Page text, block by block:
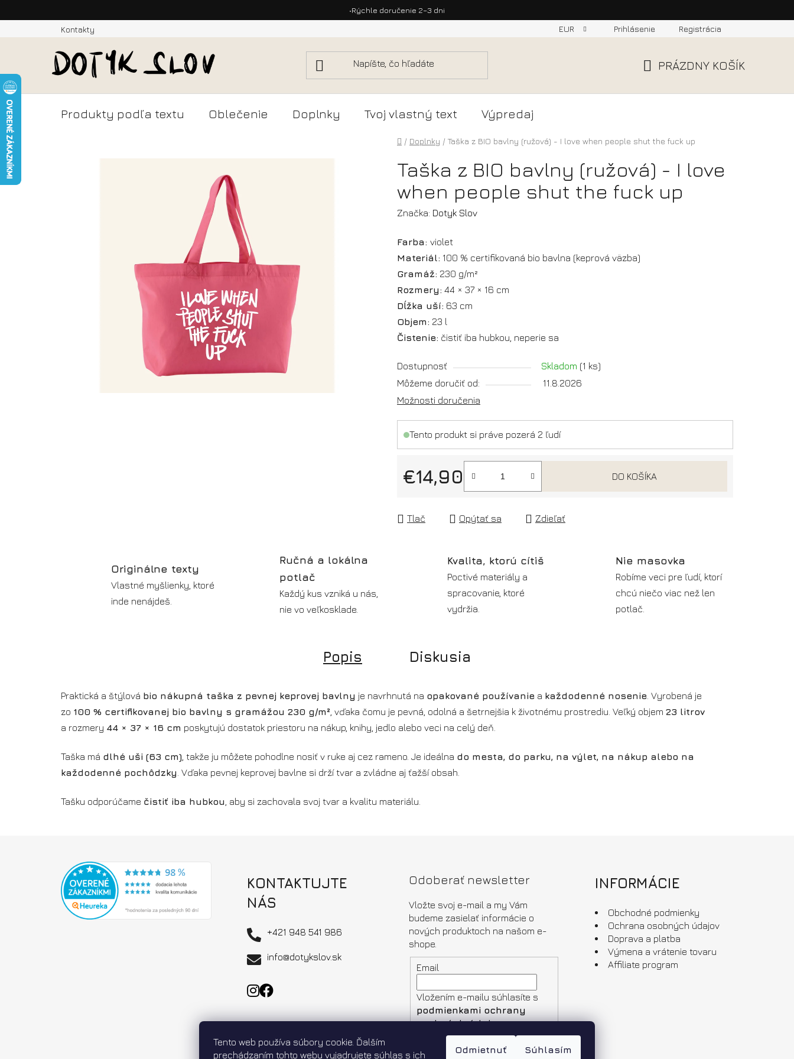
•Doprava zdarma nad 50 €
Tento web používa súbory cookie. Ďalším
prechádzaním tohto webu vyjadrujete súhlas s ich
Odmietnuť Súhlasím
na
Kontakty EUR Prihlásenie Registrácia
PRÁZDNY KOŠÍK
Produkty podľa textu Oblečenie Doplnky Tvoj vlastný text Výpredaj
Domov
/ Doplnky / Taška z BIO bavlny (ružová) - I love when people shut the fuck up
Taška z BIO bavlny (ružová) - I love
when people shut the fuck up
Značka: Dotyk Slov
Farba: violet
Materiál: 100 % certifikovaná bio bavlna (keprová väzba)
Gramáž: 230 g/m²
Rozmery: 44 × 37 × 16 cm
Dĺžka uší: 63 cm
Objem: 23 l
Čistenie: čistiť iba hubkou, neperie sa
Dostupnosť Skladom (1 ks)
Môžeme doručiť od:
11.8.2026
Možnosti doručenia
Tento produkt si práve pozerá 2 ľudí
€14,90
Jednotková cena:
DO KOŠÍKA
Tlač Opýtať sa Zdieľať
Originálne texty
Vlastné myšlienky, ktoré
inde nenájdeš.
Ručná a lokálna
potlač
Každý kus vzniká u nás,
nie vo veľkosklade.
Kvalita, ktorú cítiš
Poctivé materiály a
spracovanie, ktoré
vydržia.
Nie masovka
Robíme veci pre ľudí, ktorí
chcú niečo viac než len
potlač.
Popis Diskusia
Praktická a štýlová bio nákupná taška z pevnej keprovej bavlny je navrhnutá na opakované používanie a každodenné nosenie . Vyrobená je
zo 100 % certifikovanej bio bavlny s gramážou 230 g/m² , vďaka čomu je pevná, odolná a šetrnejšia k životnému prostrediu. Veľký objem 23 litrov
a rozmery 44 × 37 × 16 cm poskytujú dostatok priestoru na nákup, knihy, jedlo alebo veci na celý deň.
Taška má dlhé uši (63 cm) , takže ju môžete pohodlne nosiť v ruke aj cez rameno. Je ideálna do mesta, do parku, na výlet, na nákup alebo na
každodenné pochôdzky . Vďaka pevnej keprovej bavlne si drží tvar a zvládne aj ťažší obsah.
Tašku odporúčame čistiť iba hubkou , aby si zachovala svoj tvar a kvalitu materiálu.
KONTAKTUJTE
NÁS
+421 948 541 986
info@dotykslov.sk
Odoberať newsletter
Vložte svoj e-mail a my Vám
budeme zasielať informácie o
nových produktoch na našom e-
shope.
Email
Vložením e-mailu súhlasíte s
podmienkami ochrany
osobných údajov
PRIHLÁSIŤ SA
INFORMÁCIE
Obchodné podmienky
Ochrana osobných údajov
Doprava a platba
Výmena a vrátenie tovaru
Affiliate program